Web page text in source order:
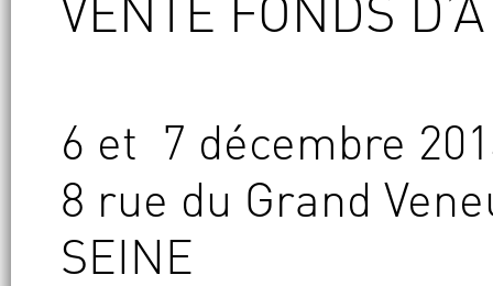
VENTE FONDS
6 et 7 décembre
8 rue du Grand
SEINE